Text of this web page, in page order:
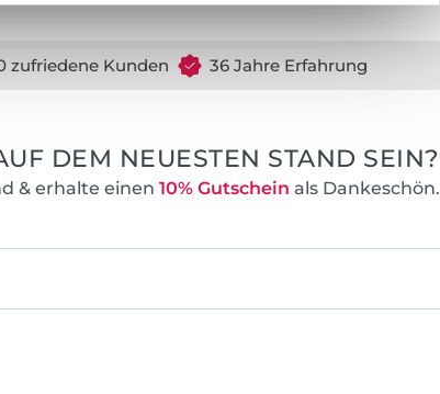
zufriedene Kunden 36 Jahre Erfahrung
DEM NEUESTEN STAND SEIN?
& erhalte einen 10% Gutschein als Dankeschön.